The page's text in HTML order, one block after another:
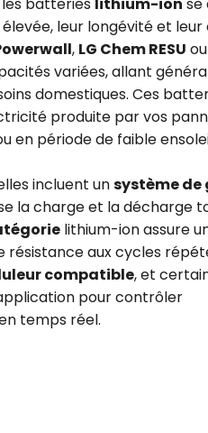
leur longévité et
, LG Chem RESU ou
variées, allant
domestiques. Ces
produite par vos
en période de faible
incluent unsystème de
la charge et la décharge
lithium-ion assure
résistance aux cycles
compatible, et
pour contrôler
temps réel.